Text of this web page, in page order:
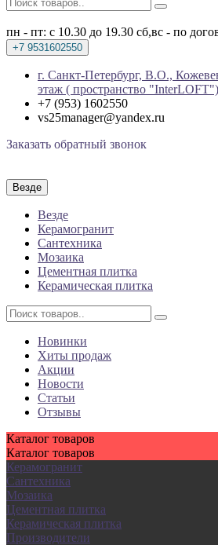
пн - пт: с 10.30 до 19.30 сб,вс - по
+7 9531602550
г. Санкт-Петербург, В.О.,
этаж ( пространство "InterLOFT")
+7 (953) 1602550
vs25manager@yandex.ru
Заказать обратный звонок
Везде
Везде
Керамогранит
Сантехника
Мозаика
Цементная плитка
Керамическая плитка
Новинки
Хиты продаж
Акции
Новости
Статьи
Отзывы
Каталог товаров
Каталог товаров
Керамогранит
Сантехника
Мозаика
Цементная плитка
Керамическая плитка
Производители